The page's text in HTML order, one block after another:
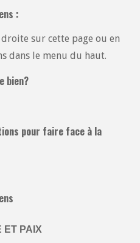
:
droite sur cette page ou en
dans le menu du haut.
bien?
pour faire face à la
ET PAIX